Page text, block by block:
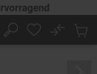
Suche
No